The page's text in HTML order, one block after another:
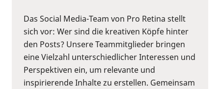
Das Social Media-Team von Pro Retina stellt
sich vor: Wer sind die kreativen Köpfe hinter
den Posts? Unsere Teammitglieder bringen
eine Vielzahl unterschiedlicher Interessen und
Perspektiven ein, um relevante und
inspirierende Inhalte zu erstellen. Gemeinsam